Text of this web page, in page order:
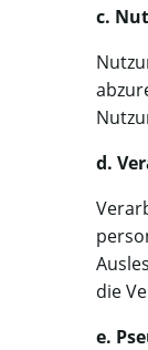
c.
d.
die
e.